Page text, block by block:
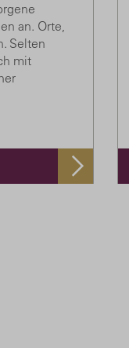
an. Orte,
Selten
mit